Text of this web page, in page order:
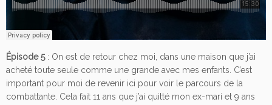
Épisode 5: On est de retour chez moi, dans une maison que j’ai
acheté toute seule comme une grande avec mes enfants. C’est
important pour moi de revenir ici pour voir le parcours de la
combattante. Cela fait 11 ans que j’ai quitté mon ex-mari et 9 ans